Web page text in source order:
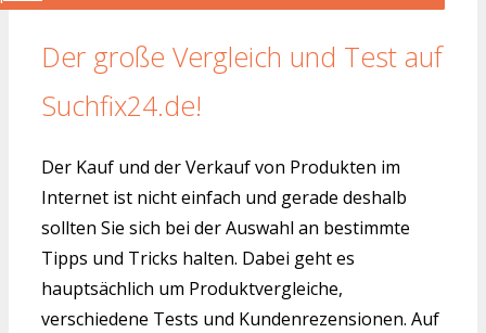
Der große Vergleich und Test auf
Suchfix24.de!
Der Kauf und der Verkauf von Produkten im
Internet ist nicht einfach und gerade deshalb
sollten Sie sich bei der Auswahl an bestimmte
Tipps und Tricks halten. Dabei geht es
hauptsächlich um Produktvergleiche,
verschiedene Tests und Kundenrezensionen. Auf